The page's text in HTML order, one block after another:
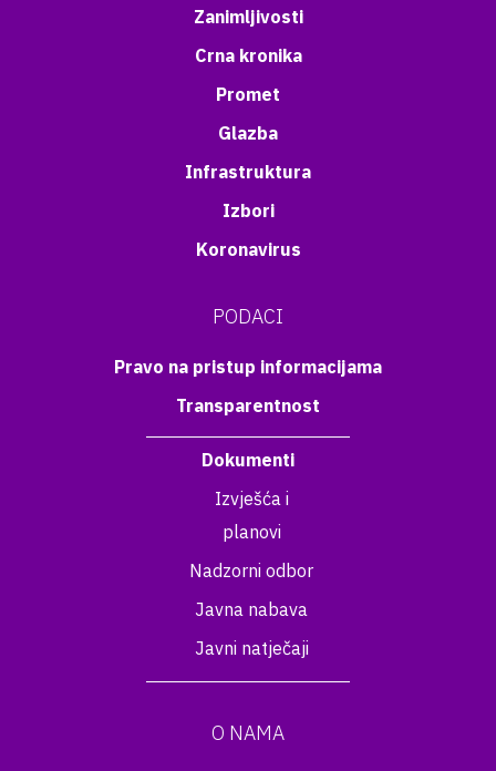
Zanimljivosti
Crna kronika
Promet
Glazba
Infrastruktura
Izbori
Koronavirus
PODACI
Pravo na pristup informacijama
Transparentnost
Dokumenti
Izvješća i
planovi
Nadzorni odbor
Javna nabava
Javni natječaji
O NAMA